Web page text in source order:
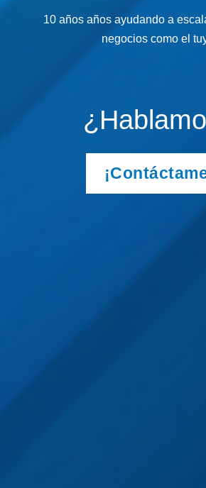
10 años años ayudando a
negocios como el